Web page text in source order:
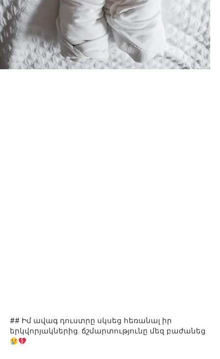
## Իմ ավագ դուստրը սկսեց հեռանալ իր
երկվորյակներից. ճշմարտությունը մեզ բաժանեց